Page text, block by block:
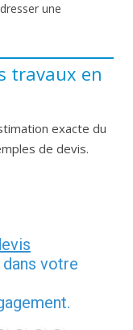
une
travaux en
exacte du
de devis.
dans votre